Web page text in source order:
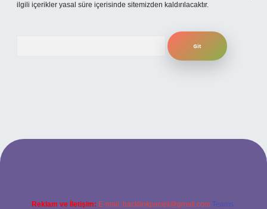
ilgili içerikler yasal süre içerisinde sitemizden kaldırılacaktır.
Reklam ve İletişim: E-mail: backlinkpaneli@gmail.com Teams: